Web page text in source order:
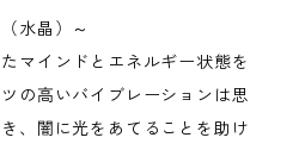
水晶）～
マインドとエネルギー状態を
の高いバイブレーションは思
、闇に光をあてることを助け